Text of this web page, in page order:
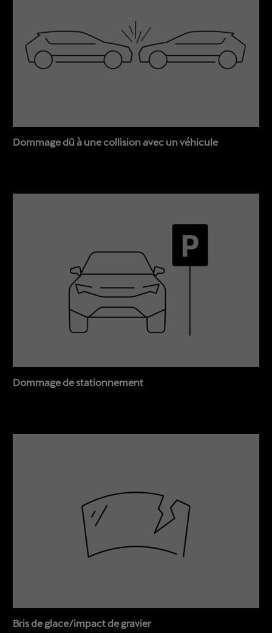
Dommage dû à une collision avec un véhicule
Dommage de stationnement
Bris de glace/impact de gravier